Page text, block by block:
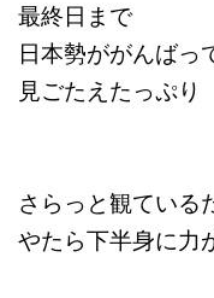
最終日まで
日本勢ががんばっ
見ごたえたっぷり
さらっと観ている
やたら下半身に力